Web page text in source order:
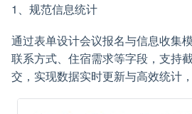
1、规范信息统计
通过表单设计会议报名与信息收集
联系方式、住宿需求等字段，支持
交，实现数据实时更新与高效统计